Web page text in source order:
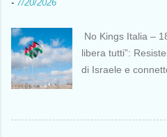
del Duecento. Dal
continuò ad avere
rapporti tra
- 7/20/2026
No Kings Italia –
libera tutti”:
di Israele e
Bandiere
Arafat alla